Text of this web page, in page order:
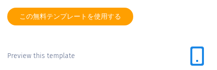
この無料テンプレートを使用する
Preview this template